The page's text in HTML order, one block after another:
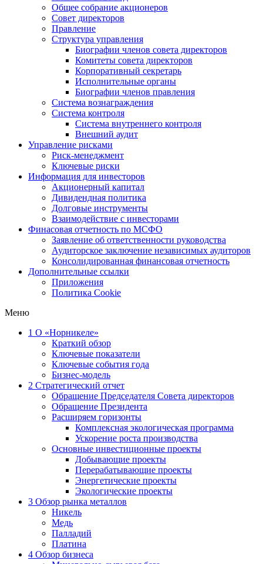
Общее собрание акционеров
Совет директоров
Правление
Структура управления
Биографии членов совета директоров
Комитеты совета директоров
Корпоративный секретарь
Исполнительные органы
Биографии членов правления
Система вознаграждения
Система контроля
Система внутреннего контроля
Внешний аудит
Управление рисками
Риск-менеджмент
Ключевые риски
Информация для инвесторов
Акционерный капитал
Дивидендная политика
Долговые инструменты
Взаимодействие с инвеcторами
Финасовая отчетность по МСФО
Заявление об ответственности руководства
Аудиторское заключение независимых аудиторов
Консолидированная финансовая отчетность
Дополнительные ссылки
Приложения
Политика Cookie
Меню
1 О «Норникеле»
Краткий обзор
Ключевые показатели
Ключевые события года
Бизнес-модель
2 Стратегический отчет
Обращение Председателя Совета директоров
Обращение Президента
Расширяем горизонты
Комплексная экологическая программа
Ускорение роста производства
Основные инвестиционные проекты
Добывающие проекты
Перерабатывающие проекты
Энергетические проекты
Экологические проекты
3 Обзор рынка металлов
Никель
Медь
Палладий
Платина
4 Обзор бизнеса